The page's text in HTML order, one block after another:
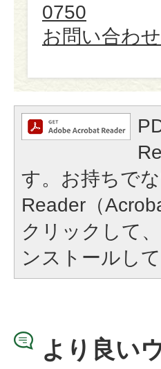
0750
お問い合わ
す。お持ちで
Reader（
クリックして
ンストールし
より良い